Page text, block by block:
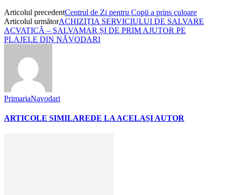
Articolul precedentCentrul de Zi pentru Copii a prins culoare
Articolul următorACHIZIȚIA SERVICIULUI DE SALVARE
ACVATICĂ – SALVAMAR ȘI DE PRIM AJUTOR PE
PLAJELE DIN NĂVODARI
PrimariaNavodari
ARTICOLE SIMILAREDE LA ACELAȘI AUTOR